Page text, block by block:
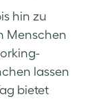
hin zu
Menschen
lassen
bietet